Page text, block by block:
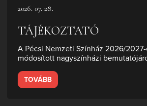
2026. 07. 28.
TÁJÉKOZTATÓ
A Pécsi Nemzeti Színház 2026/
módosított nagyszínházi
TOVÁBB